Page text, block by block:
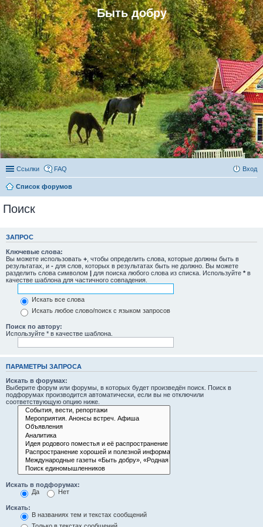
Быть добру
Ссылки FAQ Вход
Список форумов
Поиск
ЗАПРОС
Ключевые слова:
Вы можете использовать + , чтобы определить слова, которые должны быть в
результатах, и - для слов, которых в результатах быть не должно. Вы можете
разделить слова символом | для поиска любого слова из списка. Используйте * в
качестве шаблона для частичного совпадения.
Искать все слова
Искать любое слово/поиск с языком запросов
Поиск по автору:
Используйте * в качестве шаблона.
ПАРАМЕТРЫ ЗАПРОСА
Искать в форумах:
Выберите форум или форумы, в которых будет произведён поиск. Поиск в
подфорумах производится автоматически, если вы не отключили
соответствующую опцию ниже.
Искать в подфорумах:
Да
Нет
Искать:
В названиях тем и текстах сообщений